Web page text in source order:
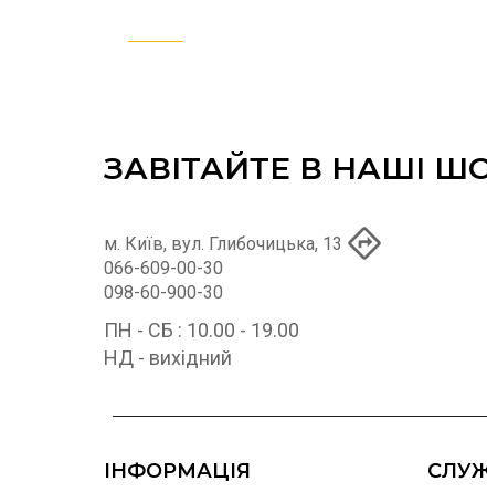
ЗАВІТАЙТЕ В НАШІ
м. Київ, вул. Глибочицька, 13
066-609-00-30
098-60-900-30
ПН - СБ : 10.00 - 19.00
НД - вихідний
ІНФОРМАЦІЯ